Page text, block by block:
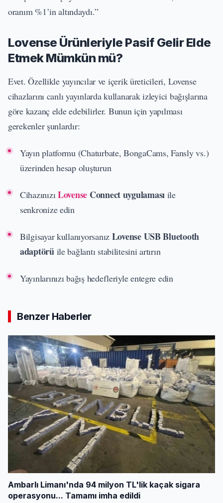
oranım %1’in altındaydı.”
Lovense Ürünleriyle Pasif Gelir Elde
Etmek Mümkün mü?
Evet. Özellikle yayıncılar ve içerik üreticileri, Lovense
cihazlarını canlı yayınlarda kullanarak izleyici bağışlarına
göre kazanç elde edebilirler. Bunun için yapılması
gerekenler şunlardır:
Yayın platformu (Chaturbate, BongaCams, Fansly vs.)
üzerinden hesap oluşturun
CihazınızıLovense Connect uygulaması ile
senkronize edin
Bilgisayar kullanıyorsanız Lovense USB Bluetooth
adaptörü ile bağlantı stabilitesini artırın
Yayınlarınızı bağış hedefleriyle entegre edin
Benzer Haberler
Ambarlı Limanı'nda 94 milyon TL'lik kaçak sigara
operasyonu... Tamamı imha edildi